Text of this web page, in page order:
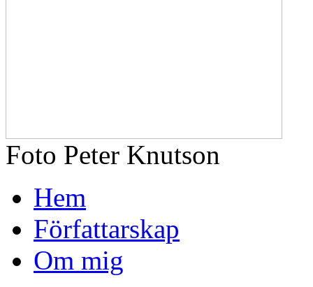
Foto Peter Knutson
Hem
Författarskap
Om mig